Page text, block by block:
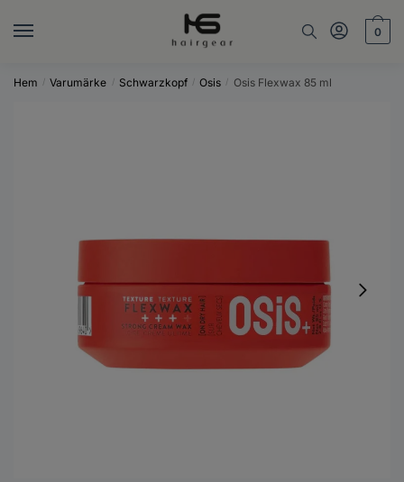
0
Hem / Varumärke / Schwarzkopf / Osis / Osis Flexwax 85 ml